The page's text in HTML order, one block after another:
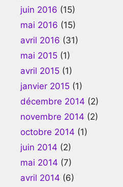
juin 2016 (15)
mai 2016 (15)
avril 2016 (31)
mai 2015 (1)
avril 2015 (1)
janvier 2015 (1)
décembre 2014 (2)
novembre 2014 (2)
octobre 2014 (1)
juin 2014 (2)
mai 2014 (7)
avril 2014 (6)